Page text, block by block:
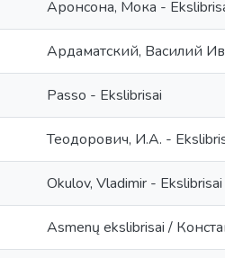
Аронсонa, Мокa -
Ардаматский, Василий
Passo - Ekslibrisai
Теодорович, И.А. -
Okulov, Vladimir - Ekslibrisai
Asmenų ekslibrisai /